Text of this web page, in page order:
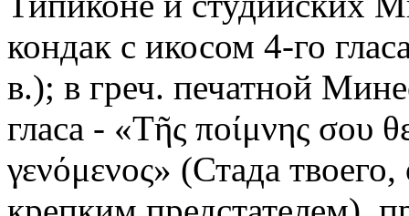
кондак с икосом 4-го
в.); в греч. печатной
гласа - «Τῆς ποίμνης σου
γενόμενος» (Стада